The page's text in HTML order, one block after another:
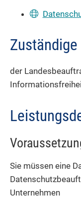
der
Sie müssen eine
Unternehmen